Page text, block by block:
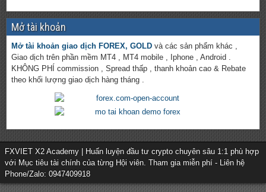
Mở tài khoản
Mở tài khoản giao dịch FOREX, GOLD và các sản phẩm khác ,
Giao dịch trên phần mềm MT4 , MT4 mobile , Iphone , Android .
KHÔNG PHÍ commission , Spread thấp , thanh khoản cao & Rebate
theo khối lượng giao dịch hàng tháng .
FXVIET X2 Academy | Huấn luyện đầu tư crypto chuyên sâu 1:1 phù hợp
với Mục tiêu tài chính của từng Hội viên. Tham gia miễn phí - Liên hệ
Phone/Zalo: 0947409918